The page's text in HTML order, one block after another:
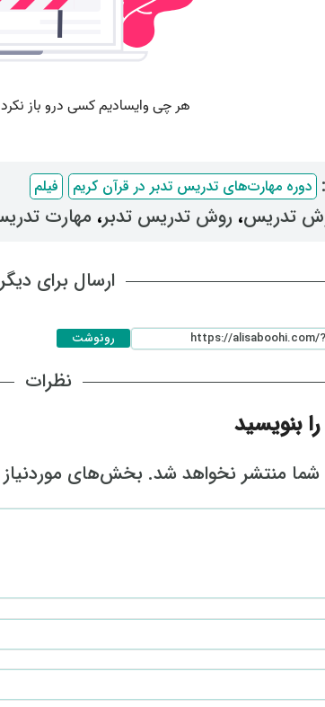
دوره مهارت‌های تدریس تدبر در قرآن کریم فیلم
تدریس، ‌ روش تدریس تدبر، ‌ مهارت
ارسال برای
رونوشت
نظرات
بنویسید
شما منتشر نخواهد شد. بخش‌های